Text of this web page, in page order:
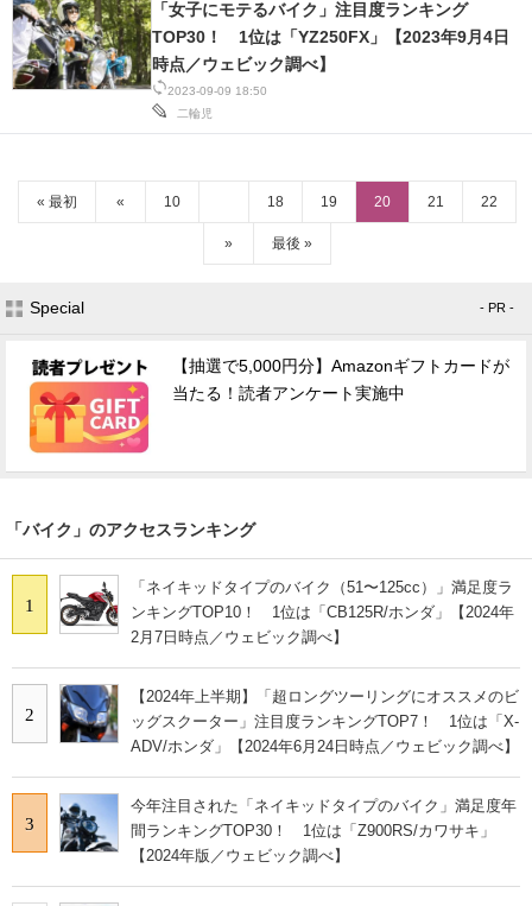
2023-09-09 18:50
二輪児
「女子にモテるバイク」注目度ランキング
TOP30！ 1位は「YZ250FX」【2023年9月4日
時点／ウェビック調べ】
« 最初 « 10 18 19 20 21 22
» 最後 »
Special - PR -
【抽選で5,000円分】Amazonギフトカードが
当たる！読者アンケート実施中
「バイク」のアクセスランキング
1
「ネイキッドタイプのバイク（51〜125cc）」満足度ラ
ンキングTOP10！ 1位は「CB125R/ホンダ」【2024年
2月7日時点／ウェビック調べ】
2
【2024年上半期】「超ロングツーリングにオススメのビ
ッグスクーター」注目度ランキングTOP7！ 1位は「X-
ADV/ホンダ」【2024年6月24日時点／ウェビック調べ】
3
今年注目された「ネイキッドタイプのバイク」満足度年
間ランキングTOP30！ 1位は「Z900RS/カワサキ」
【2024年版／ウェビック調べ】